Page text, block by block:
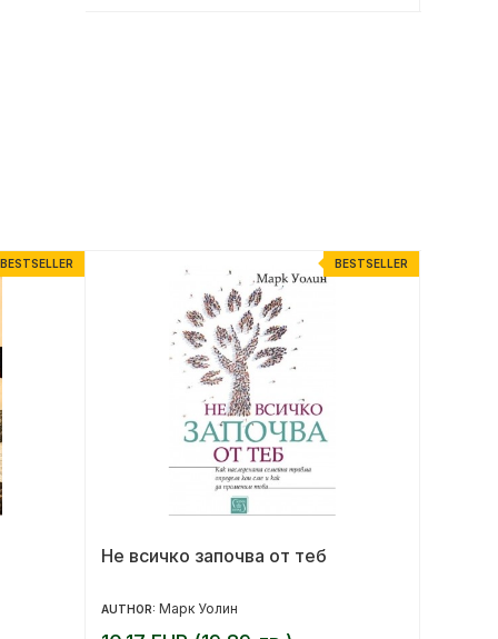
BESTSELLER BESTSELLER
Не всичко започва от теб
AUTHOR: Марк Уолин